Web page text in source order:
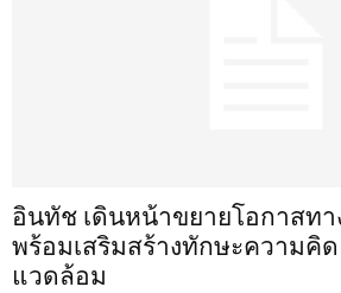
อินทัช เดินหน้าขยายโอกาสท
พร้อมเสริมสร้างทักษะความคิ
แวดล้อม